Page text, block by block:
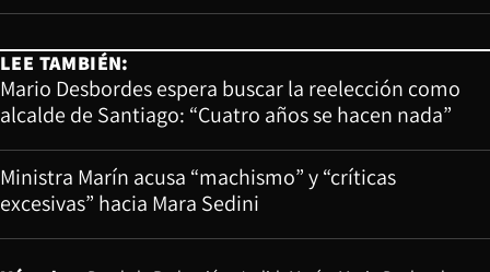
LEE TAMBIÉN:
Mario Desbordes espera buscar la reelección como
alcalde de Santiago: “Cuatro años se hacen nada”
Ministra Marín acusa “machismo” y “críticas
excesivas” hacia Mara Sedini